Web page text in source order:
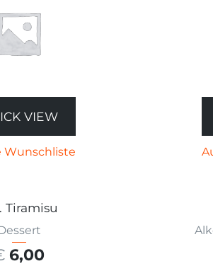
VIEW
Wunschliste
Tiramisu
6,00